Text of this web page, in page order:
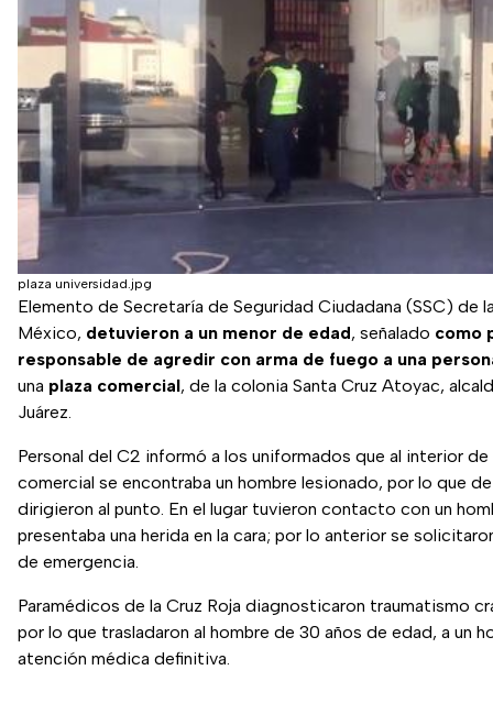
plaza universidad.jpg
Elemento de Secretaría de Seguridad Ciudadana (SSC) de
México, detuvieron a un menor de edad, señalado como
responsable de agredir con arma de fuego a una
una plaza comercial, de la colonia Santa Cruz Atoyac,
Juárez.
Personal del C2 informó a los uniformados que al interior
comercial se encontraba un hombre lesionado, por lo que
dirigieron al punto. En el lugar tuvieron contacto con un
presentaba una herida en la cara; por lo anterior se
de emergencia.
Paramédicos de la Cruz Roja diagnosticaron traumatismo
por lo que trasladaron al hombre de 30 años de edad, a un
atención médica definitiva.